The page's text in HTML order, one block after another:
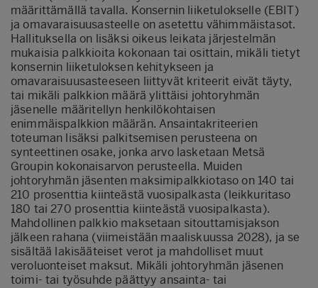
määrittämällä tavalla. Konsernin liiketulokselle (EBIT)
ja omavaraisuusasteelle on asetettu vähimmäistasot.
Hallituksella on lisäksi oikeus leikata järjestelmän
mukaisia palkkioita kokonaan tai osittain, mikäli tietyt
konsernin liiketuloksen kehitykseen ja
omavaraisuusasteeseen liittyvät kriteerit eivät täyty,
tai mikäli palkkion määrä ylittäisi johtoryhmän
jäsenelle määritellyn henkilökohtaisen
enimmäispalkkion määrän. Ansaintakriteerien
toteuman lisäksi palkitsemisen perusteena on
synteettinen osake, jonka arvo lasketaan Metsä
Groupin kokonaisarvon perusteella. Muiden
johtoryhmän jäsenten maksimipalkkiotaso on 140 tai
210 prosenttia kiinteästä vuosipalkasta (leikkuritaso
180 tai 270 prosenttia kiinteästä vuosipalkasta).
Mahdollinen palkkio maksetaan sitouttamisjakson
jälkeen rahana (viimeistään maaliskuussa 2028), ja se
sisältää lakisääteiset verot ja mahdolliset muut
veroluonteiset maksut. Mikäli johtoryhmän jäsenen
toimi- tai työsuhde päättyy ansainta- tai